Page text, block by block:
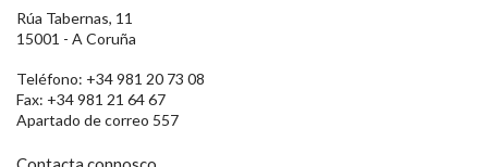
Rúa Tabernas, 11
15001 - A Coruña
Teléfono: +34 981 20 73 08
Fax: +34 981 21 64 67
Apartado de correo 557